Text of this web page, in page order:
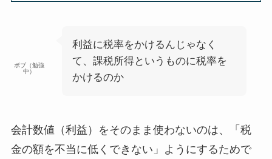
ボブ（勉強
中）
利益に税率をかけるんじゃなく
て、課税所得というものに税率を
かけるのか
会計数値（利益）をそのまま使わないのは、
「税
金の額を不当に低くできない」ようにするためで